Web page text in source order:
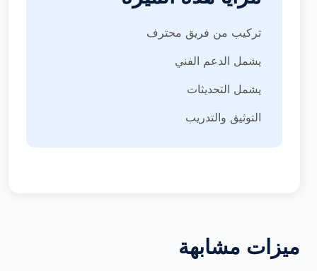
تركيب من فريق محترف
يشمل الدعم الفني
يشمل التحديثات
التوثيق والتدريب
ميزات مشابهة